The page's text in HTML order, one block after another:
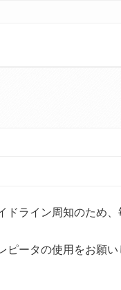
ライン周知のため
ータの使用をお願い